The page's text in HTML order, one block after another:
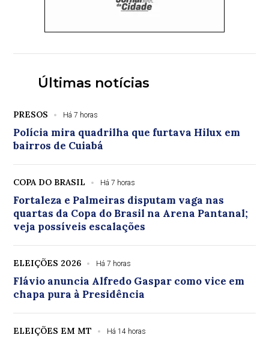
Últimas notícias
PRESOS Há 7 horas
Polícia mira quadrilha que furtava Hilux em
bairros de Cuiabá
COPA DO BRASIL Há 7 horas
Fortaleza e Palmeiras disputam vaga nas
quartas da Copa do Brasil na Arena Pantanal;
veja possíveis escalações
ELEIÇÕES 2026 Há 7 horas
Flávio anuncia Alfredo Gaspar como vice em
chapa pura à Presidência
ELEIÇÕES EM MT Há 14 horas